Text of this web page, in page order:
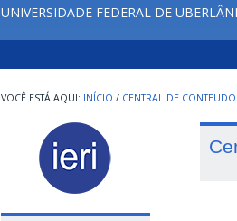
UNIVERSIDADE FEDERAL DE
INÍCIO / CENTRAL DE